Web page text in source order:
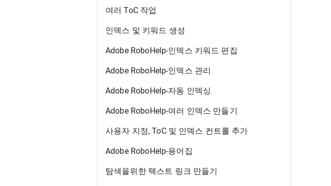
여러 ToC 작업
인덱스 및 키워드 생성
Adobe RoboHelp-인덱스 키워드 편집
Adobe RoboHelp-인덱스 관리
Adobe RoboHelp-자동 인덱싱
Adobe RoboHelp-여러 인덱스 만들기
사용자 지정, ToC 및 인덱스 컨트롤 추가
Adobe RoboHelp-용어집
탐색을위한 텍스트 링크 만들기